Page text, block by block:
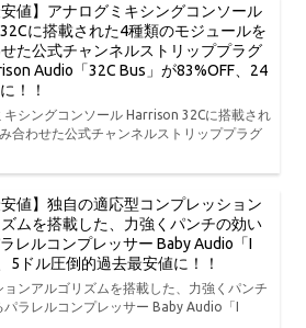
安値】アナログミキシングコンソール
に搭載された4種類のモジュールを
た公式チャンネルストリッププラグ
Audio「32C Bus」が83%OFF、24
！！
キシングコンソール Harrison 32Cに搭載され
合わせた公式チャンネルストリッププラグ
安値】独自の適応型コンプレッション
ムを搭載した、力強くパンチの効い
レルコンプレッサー Baby Audio「I
5ドル圧倒的過去最安値に！！
ンアルゴリズムを搭載した、力強くパンチ
ラレルコンプレッサー Baby Audio「I